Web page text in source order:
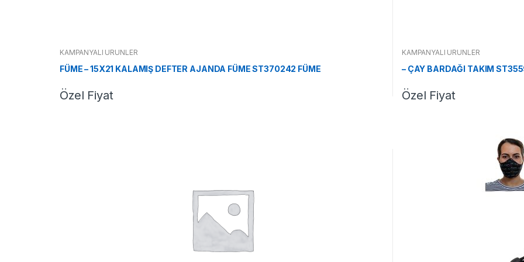
KAMPANYALI ÜRÜNLER
FÜME – 15X21 KALAMIŞ DEFTER AJANDA FÜME ST370242 FÜME
Özel Fiyat
KAMPANYALI ÜRÜNLER
– ÇAY BARDAĞI TAKIM
Özel Fiyat